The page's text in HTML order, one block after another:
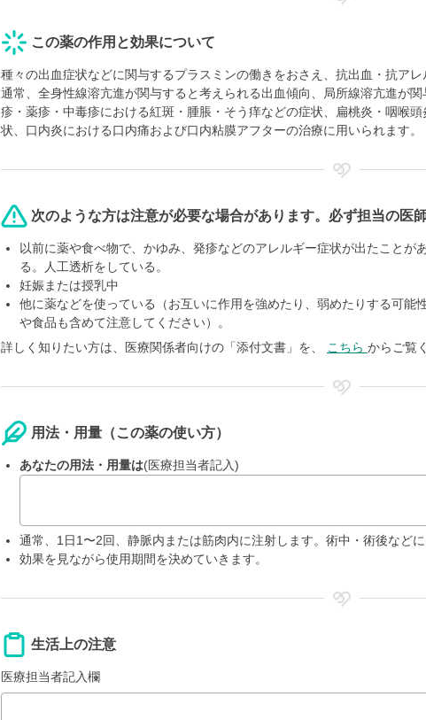
この薬の作用と効果について
種々の出血症状などに関与するプラスミンの働きをおさえ、抗出血・抗アレ
通常、全身性線溶亢進が関与すると考えられる出血傾向、局所線溶亢進が
疹・薬疹・中毒疹における紅斑・腫脹・そう痒などの症状、扁桃炎・咽喉
状、口内炎における口内痛および口内粘膜アフターの治療に用いられます。
次のような方は注意が必要な場合があります。必ず担当の医
以前に薬や食べ物で、かゆみ、発疹などのアレルギー症状が出たことが
る。人工透析をしている。
妊娠または授乳中
他に薬などを使っている（お互いに作用を強めたり、弱めたりする可能
や食品も含めて注意してください）。
詳しく知りたい方は、医療関係者向けの「添付文書」を、
こちら からご覧
用法・用量（この薬の使い方）
あなたの用法・用量は(医療担当者記入)
通常、1日1〜2回、静脈内または筋肉内に注射します。術中・術後など
効果を見ながら使用期間を決めていきます。
生活上の注意
医療担当者記入欄